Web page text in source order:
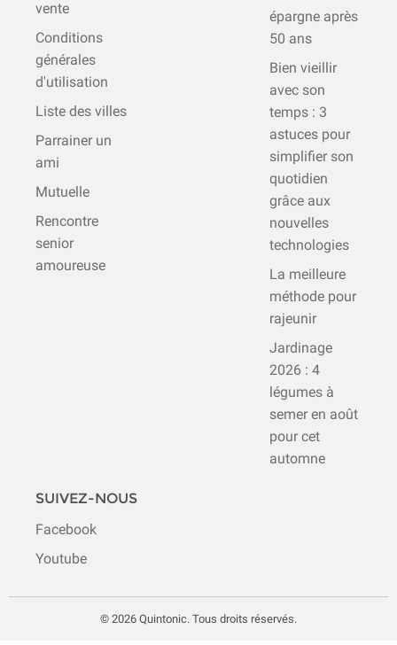
vente
Conditions
générales
d'utilisation
Liste des villes
Parrainer un
ami
Mutuelle
Rencontre
senior
amoureuse
épargne après
50 ans
Bien vieillir
avec son
temps : 3
astuces pour
simplifier son
quotidien
grâce aux
nouvelles
technologies
La meilleure
méthode pour
rajeunir
Jardinage
2026 : 4
légumes à
semer en août
pour cet
automne
SUIVEZ-NOUS
Facebook
Youtube
© 2026 Quintonic. Tous droits réservés.